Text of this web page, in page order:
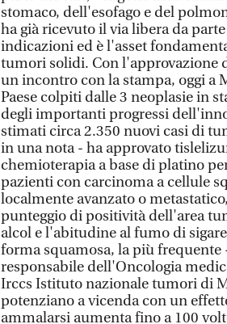
stomaco, dell'esofago e del
ha già ricevuto il via libera da
indicazioni ed è l'asset
tumori solidi. Con l'approvazione
un incontro con la stampa, oggi a
Paese colpiti dalle 3 neoplasie in
degli importanti progressi
stimati circa 2.350 nuovi casi di
in una nota - ha approvato
chemioterapia a base di platino
pazienti con carcinoma a cellule
localmente avanzato o
punteggio di positività dell'area
alcol e l'abitudine al fumo di
forma squamosa, la più
responsabile dell'Oncologia
Irccs Istituto nazionale tumori di
potenziano a vicenda con un
ammalarsi aumenta fino a 100